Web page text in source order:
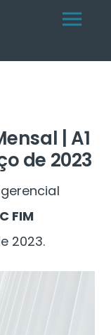
Menu
| A1
de 2023
FIM
2023.